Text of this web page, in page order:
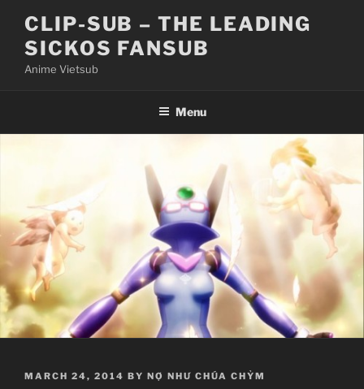
content
CLIP-SUB – THE LEADING
SICKOS FANSUB
Anime Vietsub
Menu
POSTED
MARCH 24, 2014 BY NỢ NHƯ CHÚA CHỶM